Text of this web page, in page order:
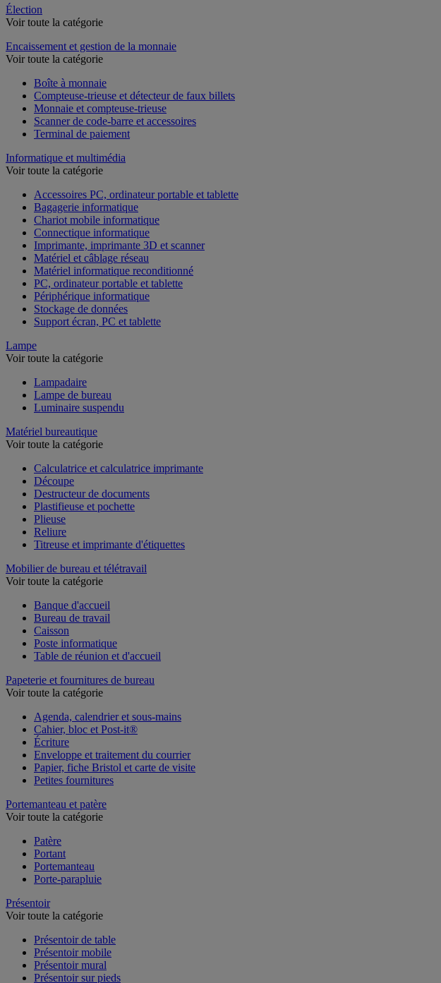
Élection
Encaissement et gestion de la monnaie
Boîte à monnaie
Compteuse-trieuse et détecteur de faux billets
Monnaie et compteuse-trieuse
Scanner de code-barre et accessoires
Informatique et multimédia
Accessoires PC, ordinateur portable et tablette
Bagagerie informatique
Chariot mobile informatique
Connectique informatique
Imprimante, imprimante 3D et scanner
Matériel et câblage réseau
Matériel informatique reconditionné
PC, ordinateur portable et tablette
Périphérique informatique
Stockage de données
Lampe
Lampadaire
Lampe de bureau
Matériel bureautique
Calculatrice et calculatrice imprimante
Découpe
Destructeur de documents
Plastifieuse et pochette
Plieuse
Reliure
Mobilier de bureau et télétravail
Banque d'accueil
Bureau de travail
Caisson
Poste informatique
Papeterie et fournitures de bureau
Agenda, calendrier et sous-mains
Cahier, bloc et Post-it®
Écriture
Enveloppe et traitement du courrier
Papier, fiche Bristol et carte de visite
Portemanteau et patère
Patère
Portant
Portemanteau
Présentoir
Présentoir de table
Présentoir mobile
Présentoir mural